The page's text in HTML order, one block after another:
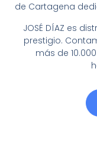
de Cartagena
JOSÉ DÍAZ es
prestigio.
más de